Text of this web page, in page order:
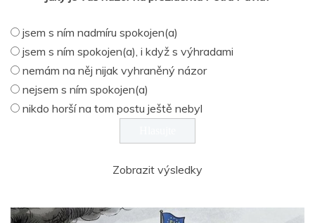
jsem s ním nadmíru spokojen(a)
jsem s ním spokojen(a), i když s výhradami
nemám na něj nijak vyhraněný názor
nejsem s ním spokojen(a)
nikdo horší na tom postu ještě nebyl
Zobrazit výsledky